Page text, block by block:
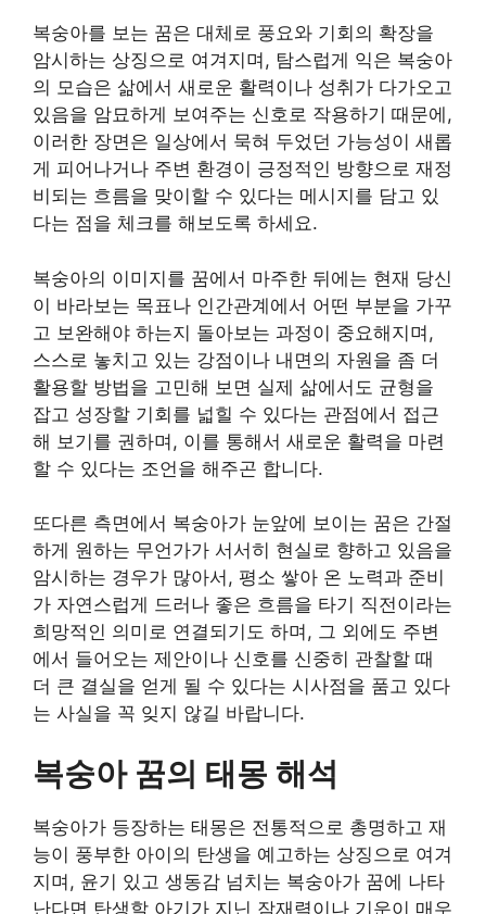
복숭아를 보는 꿈은 대체로 풍요와 기회의 확장을
암시하는 상징으로 여겨지며, 탐스럽게 익은 복숭아
의 모습은 삶에서 새로운 활력이나 성취가 다가오고
있음을 암묘하게 보여주는 신호로 작용하기 때문에,
이러한 장면은 일상에서 묵혀 두었던 가능성이 새롭
게 피어나거나 주변 환경이 긍정적인 방향으로 재정
비되는 흐름을 맞이할 수 있다는 메시지를 담고 있
다는 점을 체크를 해보도록 하세요.
복숭아의 이미지를 꿈에서 마주한 뒤에는 현재 당신
이 바라보는 목표나 인간관계에서 어떤 부분을 가꾸
고 보완해야 하는지 돌아보는 과정이 중요해지며,
스스로 놓치고 있는 강점이나 내면의 자원을 좀 더
활용할 방법을 고민해 보면 실제 삶에서도 균형을
잡고 성장할 기회를 넓힐 수 있다는 관점에서 접근
해 보기를 권하며, 이를 통해서 새로운 활력을 마련
할 수 있다는 조언을 해주곤 합니다.
또다른 측면에서 복숭아가 눈앞에 보이는 꿈은 간절
하게 원하는 무언가가 서서히 현실로 향하고 있음을
암시하는 경우가 많아서, 평소 쌓아 온 노력과 준비
가 자연스럽게 드러나 좋은 흐름을 타기 직전이라는
희망적인 의미로 연결되기도 하며, 그 외에도 주변
에서 들어오는 제안이나 신호를 신중히 관찰할 때
더 큰 결실을 얻게 될 수 있다는 시사점을 품고 있다
는 사실을 꼭 잊지 않길 바랍니다.
복숭아 꿈의 태몽 해석
복숭아가 등장하는 태몽은 전통적으로 총명하고 재
능이 풍부한 아이의 탄생을 예고하는 상징으로 여겨
지며, 윤기 있고 생동감 넘치는 복숭아가 꿈에 나타
난다면 탄생할 아기가 지닌 잠재력이나 기운이 매우